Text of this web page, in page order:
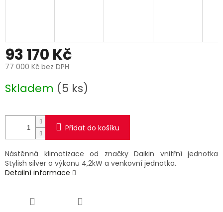
93 170 Kč
77 000 Kč bez DPH
cena:
Skladem (5 ks)
Přidat do košíku
Nástěnná klimatizace od značky Daikin vnitřní jednotka
Stylish silver o výkonu 4,2kW a venkovní jednotka.
Detailní informace